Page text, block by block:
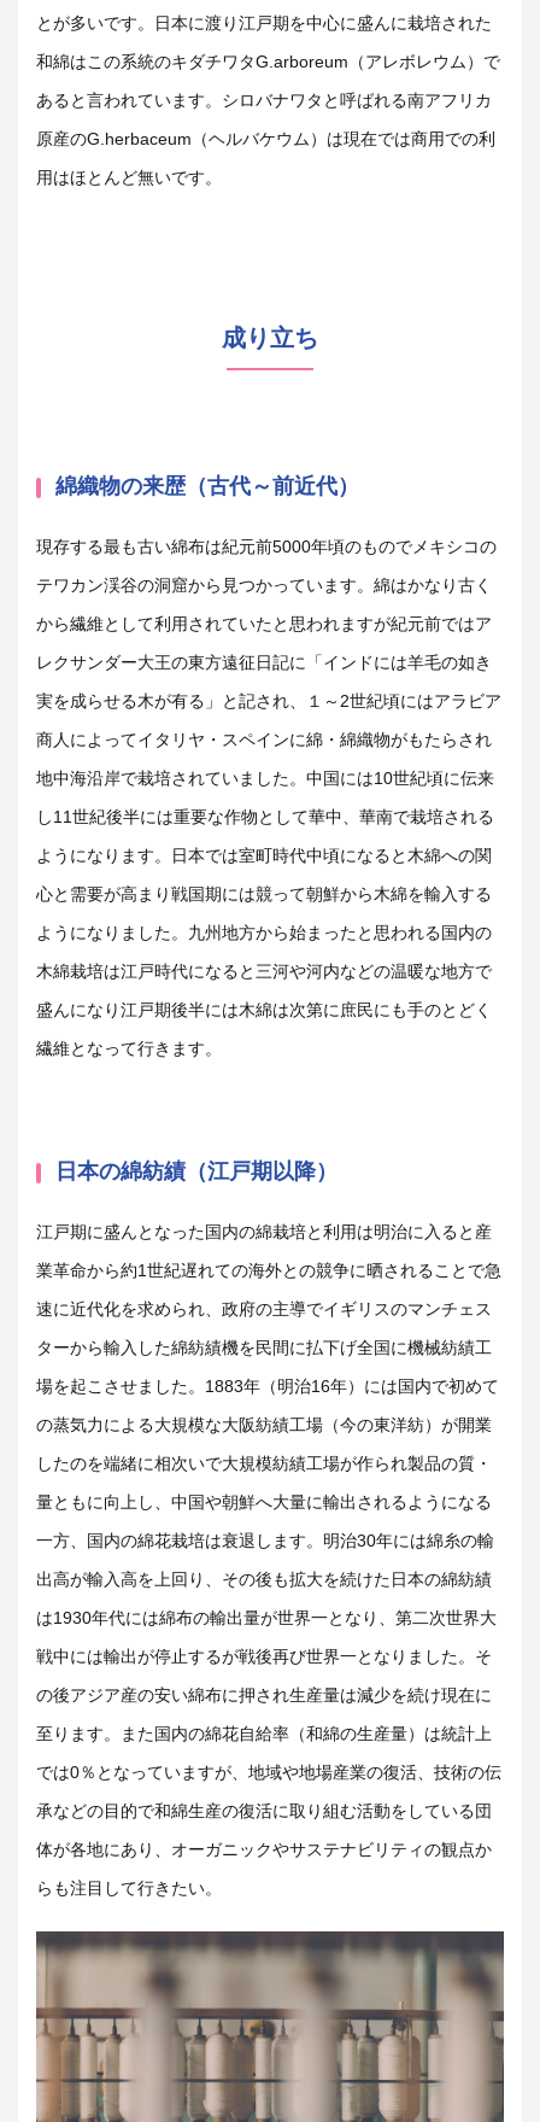
とが多いです。日本に渡り江戸期を中心に盛んに栽培された
和綿はこの系統のキダチワタG.arboreum（アレボレウム）で
あると言われています。シロバナワタと呼ばれる南アフリカ
原産のG.herbaceum（ヘルバケウム）は現在では商用での利
用はほとんど無いです。
成り立ち
綿織物の来歴（古代～前近代）
現存する最も古い綿布は紀元前5000年頃のものでメキシコの
テワカン渓谷の洞窟から見つかっています。綿はかなり古く
から繊維として利用されていたと思われますが紀元前ではア
レクサンダー大王の東方遠征日記に「インドには羊毛の如き
実を成らせる木が有る」と記され、１～ 2世紀頃にはアラビア
商人によってイタリヤ・スペインに綿・綿織物がもたらされ
地中海沿岸で栽培されていました。中国には10世紀頃に伝来
し11世紀後半には重要な作物として華中、華南で栽培される
ようになります。日本では室町時代中頃になると木綿への関
心と需要が高まり戦国期には競って朝鮮から木綿を輸入する
ようになりました。九州地方から始まったと思われる国内の
木綿栽培は江戸時代になると三河や河内などの温暖な地方で
盛んになり江戸期後半には木綿は次第に庶民にも手のとどく
繊維となって行きます。
日本の綿紡績（江戸期以降）
江戸期に盛んとなった国内の綿栽培と利用は明治に入ると産
業革命から約1世紀遅れての海外との競争に晒されることで急
速に近代化を求められ、政府の主導でイギリスのマンチェス
ターから輸入した綿紡績機を民間に払下げ全国に機械紡績工
場を起こさせました。 1883年（明治16年）には国内で初めて
の蒸気力による大規模な大阪紡績工場（今の東洋紡）が開業
したのを端緒に相次いで大規模紡績工場が作られ製品の質・
量ともに向上し、中国や朝鮮へ大量に輸出されるようになる
一方、国内の綿花栽培は衰退します。明治30年には綿糸の輸
出高が輸入高を上回り、その後も拡大を続けた日本の綿紡績
は1930年代には綿布の輸出量が世界一となり、第二次世界大
戦中には輸出が停止するが戦後再び世界一となりました。そ
の後アジア産の安い綿布に押され生産量は減少を続け現在に
至ります。また国内の綿花自給率（和綿の生産量）は統計上
では0％となっていますが、地域や地場産業の復活、技術の伝
承などの目的で和綿生産の復活に取り組む活動をしている団
体が各地にあり、オーガニックやサステナビリティの観点か
らも注目して行きたい。